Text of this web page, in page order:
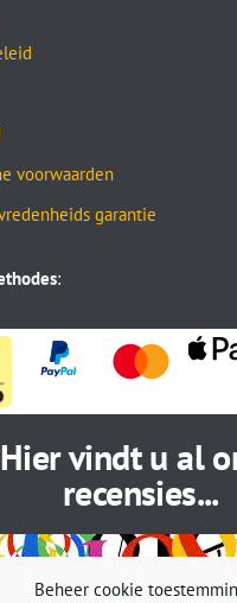
Beheer cookie
voorwaarden
garantie
:
Hier vindt u al
recensies...